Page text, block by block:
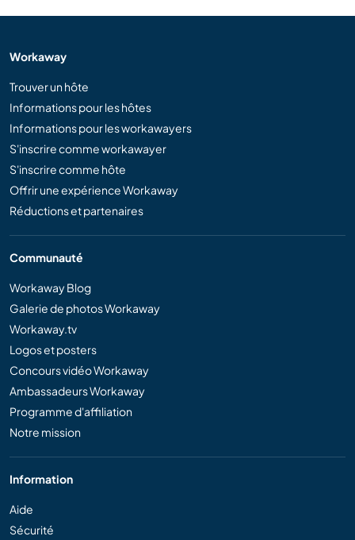
Workaway
Trouver un hôte
Informations pour les hôtes
Informations pour les workawayers
S'inscrire comme workawayer
S'inscrire comme hôte
Offrir une expérience Workaway
Réductions et partenaires
Communauté
Workaway Blog
Galerie de photos Workaway
Workaway.tv
Logos et posters
Concours vidéo Workaway
Ambassadeurs Workaway
Programme d'affiliation
Notre mission
Information
Aide
Sécurité